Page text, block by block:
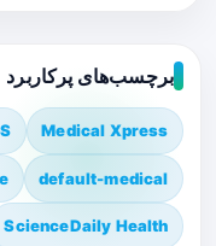
برچسب‌های پرکاربرد
Medical Xpress
default-medical
ScienceDaily Health